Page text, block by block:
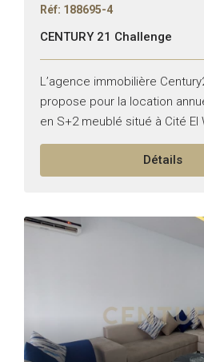
Réf: 188695-4
CENTURY 21 Challenge
L’agence immobilière
propose pour la location
en S+2 meublé situé à Cité
comme suit: -Un salon
Détails